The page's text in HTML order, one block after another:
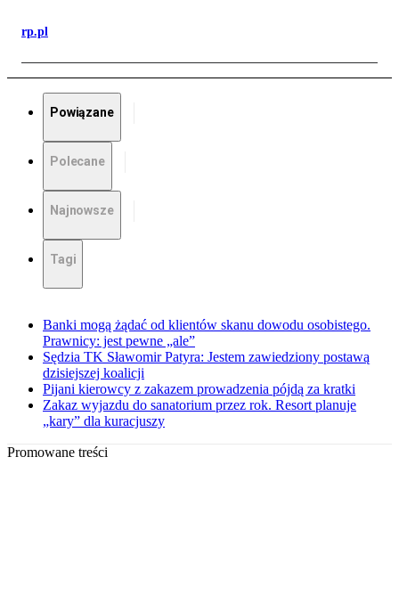
rp.pl
Powiązane
Polecane
Najnowsze
Tagi
Banki mogą żądać od klientów skanu dowodu osobistego.
Prawnicy: jest pewne „ale”
Sędzia TK Sławomir Patyra: Jestem zawiedziony postawą
dzisiejszej koalicji
Pijani kierowcy z zakazem prowadzenia pójdą za kratki
Zakaz wyjazdu do sanatorium przez rok. Resort planuje
„kary” dla kuracjuszy
Promowane treści